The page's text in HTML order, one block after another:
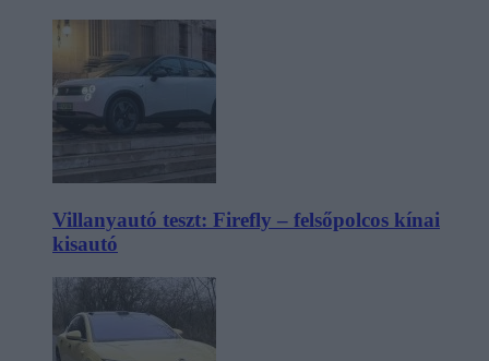
Villanyautó teszt: Firefly – felsőpolcos kínai
kisautó